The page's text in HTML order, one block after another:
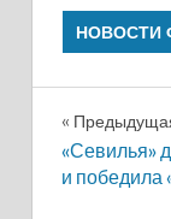
НОВОСТИ
по
«Севилья»
и победила